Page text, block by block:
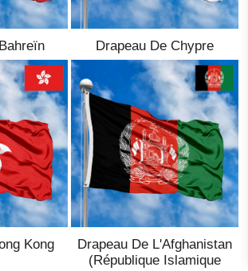
Français
nous
à soutenir
un petit don
Drapeau De Chypre
Kong
Drapeau De L'Afghanistan
(République Islamique